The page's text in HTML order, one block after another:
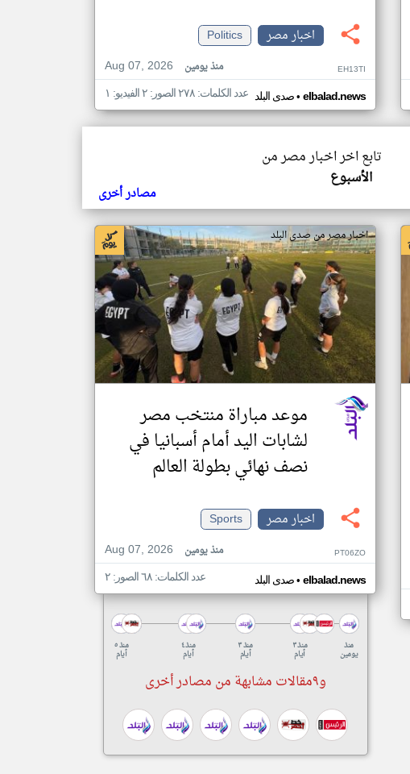
اخبار مصر
Politics
Aug 07, 2026
منذ يومين EH13TI
صدى البلد• elbalad.news عدد الكلمات: ٢٧٨ الصور: ٢ الفيديو: ١
تابع اخر اخبار مصر من
الأسبوع
مصادر أخرى
اخبار مصر من صدى البلد
موعد مباراة منتخب مصر
لشابات اليد أمام أسبانيا في
نصف نهائي بطولة العالم
اخبار مصر
Sports
Aug 07, 2026
منذ يومين PT06ZO
صدى البلد• elbalad.news عدد الكلمات: ٦٨ الصور: ٢
منذ ٥
أيام
منذ ٤
أيام
منذ ٣
أيام
منذ ٣
أيام
منذ
يومين
و٩مقالات مشابهة من مصادر أخرى